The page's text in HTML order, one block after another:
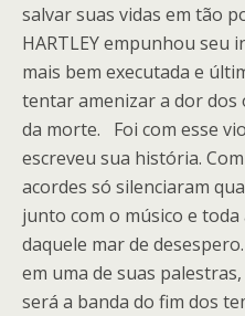
salvar suas vidas em tão
HARTLEY empunhou seu
mais bem executada e
tentar amenizar a dor dos
da morte. Foi com esse
escreveu sua história.
acordes só silenciaram
junto com o músico e
daquele mar de
em uma de suas
será a banda do fim dos